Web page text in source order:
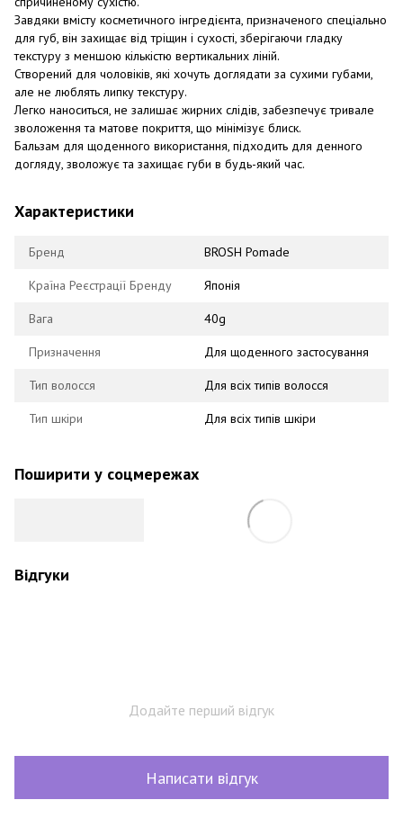
Завдяки вмісту косметичного інгредієнта, призначеного спеціально
для губ, він захищає від тріщин і сухості, зберігаючи гладку
текстуру з меншою кількістю вертикальних ліній.
Створений для чоловіків, які хочуть доглядати за сухими губами,
але не люблять липку текстуру.
Легко наноситься, не залишає жирних слідів, забезпечує тривале
зволоження та матове покриття, що мінімізує блиск.
Бальзам для щоденного використання, підходить для денного
догляду, зволожує та захищає губи в будь-який час.
Характеристики
Бренд BROSH Pomade
Країна Реєстрації Бренду Японія
Вага 40g
Призначення Для щоденного застосування
Тип волосся Для всіх типів волосся
Тип шкіри Для всіх типів шкіри
Поширити у соцмережах
Відгуки
Додайте перший відгук
Написати відгук